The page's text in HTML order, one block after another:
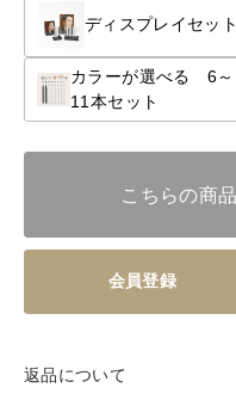
ディスプレイセット
カラーが選べる 6～
11本セット
こちらの商
会員登録
返品について